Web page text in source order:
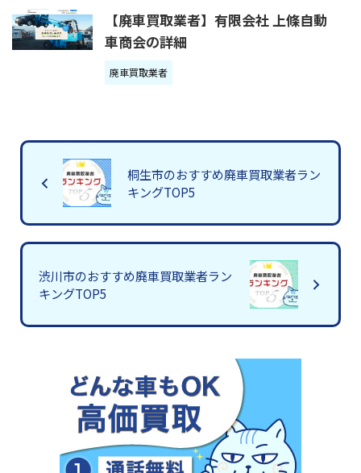
【廃車買取業者】有限会社 上條自動
車商会の詳細
廃車買取業者
桐生市のおすすめ廃車買取業者ラン
キングTOP5
渋川市のおすすめ廃車買取業者ラン
キングTOP5